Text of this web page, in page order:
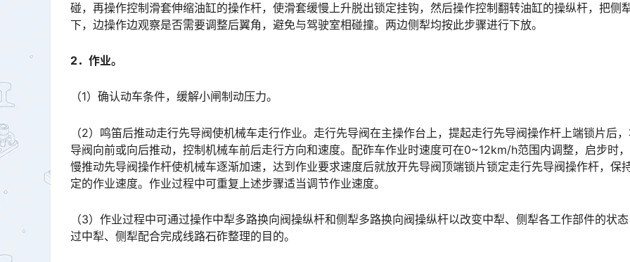
碰，再操作控制滑套伸缩油缸的操作杆，使滑套缓慢上升脱出锁定挂钩，然后操作控制翻转油缸的操纵杆，把侧
下，边操作边观察是否需要调整后翼角，避免与驾驶室相碰撞。两边侧犁均按此步骤进行下放。󠅅󠅃󠄵󠅂󠄪󠇖󠆨󠆨󠇕󠆞󠆒󠅬󠇘󠆭󠆘󠇙󠆝󠅵󠇗󠆭󠆁󠄐󠇗󠅹󠅸󠇖󠆍󠅳󠇖󠅹󠅰󠇖󠆌󠅹
2．作业。
（1）确认动车条件，缓解小闸制动压力。
（2）鸣笛后推动走行先导阀使机械车走行作业。走行先导阀在主操作台上，提起走行先导阀操作杆上端锁片后
导阀向前或向后推动，控制机械车前后走行方向和速度。配砟车作业时速度可在0~12km/h范围内调整，启步时
慢推动先导阀操作杆使机械车逐渐加速，达到作业要求速度后就放开先导阀顶端锁片锁定走行先导阀操作杆，保
定的作业速度。作业过程中可重复上述步骤适当调节作业速度。󠅅󠅃󠄵󠅂󠄪󠇖󠆨󠆨󠇕󠆞󠆒󠅬󠇘󠆭󠆘󠇙󠆝󠅵󠇗󠆭󠆁󠄐󠇗󠅹󠅸󠇖󠆍󠅳󠇖󠅹󠅰󠇖󠆌󠅹
（3）作业过程中可通过操作中犁多路换向阀操纵杆和侧犁多路换向阀操纵杆以改变中犁、侧犁各工作部件的状
过中犁、侧犁配合完成线路石砟整理的目的。